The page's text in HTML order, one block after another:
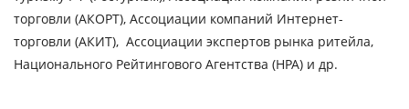
торговли (АКОРТ), Ассоциации компаний Интернет-
торговли (АКИТ), Ассоциации экспертов рынка ритейла,
Национального Рейтингового Агентства (НРА) и др.